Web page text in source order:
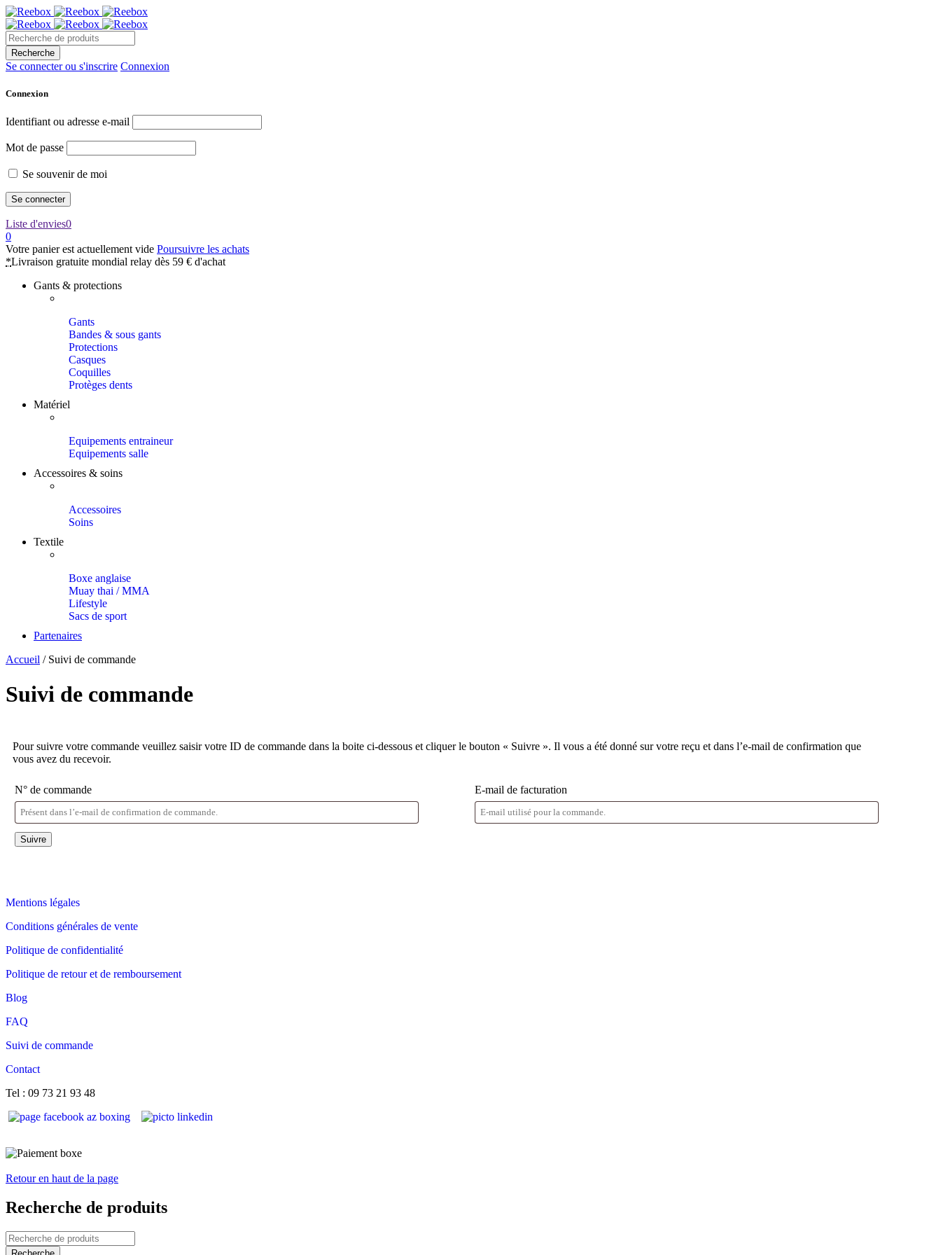
Se connecter ou s'inscrire Connexion
Connexion
Identifiant ou adresse e-mail
Mot de passe
Se souvenir de moi
Liste d'envies0
0
Votre panier est actuellement vide Poursuivre les achats
*Livraison gratuite mondial relay dès 59 € d'achat
Gants & protections
Gants
Bandes & sous gants
Protections
Casques
Coquilles
Protèges dents
Matériel
Equipements entraineur
Equipements salle
Accessoires & soins
Accessoires
Soins
Textile
Boxe anglaise
Muay thai / MMA
Lifestyle
Sacs de sport
Partenaires
Accueil / Suivi de commande
Suivi de commande
Pour suivre votre commande veuillez saisir votre ID de commande dans la boite ci-dessous et cliquer le bouton « Suivre ». Il vous a été donné sur votre reçu et dans l’e-mail de confirmation que
vous avez du recevoir.
N° de commande E-mail de facturation
Suivre
Mentions légales
Conditions générales de vente
Politique de confidentialité
Politique de retour et de remboursement
Blog
FAQ
Suivi de commande
Contact
Tel : 09 73 21 93 48
Retour en haut de la page
Recherche de produits